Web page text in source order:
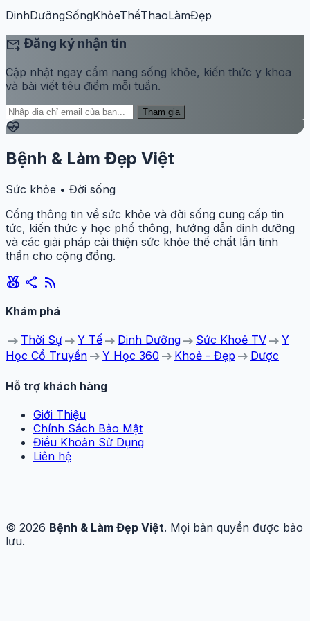
DinhDưỡngSốngKhỏeThểThaoLàmĐẹp
forward_to_inbox Đăng ký nhận tin
Cập nhật ngay cẩm nang sống khỏe, kiến thức y khoa
và bài viết tiêu điểm mỗi tuần.
Tham gia
ecg_heart
Bệnh & Làm Đẹp Việt
Sức khỏe • Đời sống
Cổng thông tin về sức khỏe và đời sống cung cấp tin
tức, kiến thức y học phổ thông, hướng dẫn dinh dưỡng
và các giải pháp cải thiện sức khỏe thể chất lẫn tinh
thần cho cộng đồng.
social_leaderboard share rss_feed
Khám phá
arrow_right_alt Thời Sự arrow_right_alt Y Tế arrow_right_alt Dinh Dưỡng arrow_right_alt Sức Khoẻ TV arrow_right_alt Y
Học Cổ Truyền arrow_right_alt Y Học 360 arrow_right_alt Khoẻ - Đẹp arrow_right_alt Dược
Hỗ trợ khách hàng
Giới Thiệu
Chính Sách Bảo Mật
Điều Khoản Sử Dụng
Liên hệ
© 2026 Bệnh & Làm Đẹp Việt. Mọi bản quyền được bảo
lưu.